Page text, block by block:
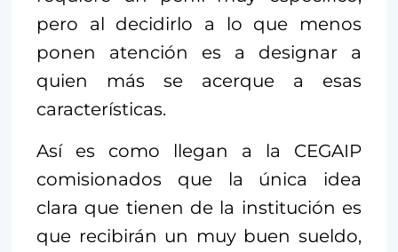
pero al decidirlo a lo que menos
ponen atención es a designar a
quien más se acerque a esas
características.
Así es como llegan a la CEGAIP
comisionados que la única idea
clara que tienen de la institución es
que recibirán un muy buen sueldo,